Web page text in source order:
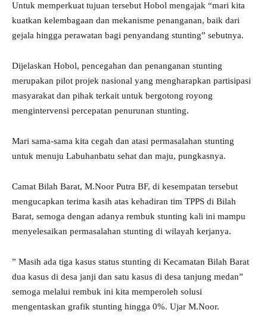
Untuk memperkuat tujuan tersebut Hobol mengajak “mari kita
kuatkan kelembagaan dan mekanisme penanganan, baik dari
gejala hingga perawatan bagi penyandang stunting” sebutnya.
Dijelaskan Hobol, pencegahan dan penanganan stunting
merupakan pilot projek nasional yang mengharapkan partisipasi
masyarakat dan pihak terkait untuk bergotong royong
mengintervensi percepatan penurunan stunting.
Mari sama-sama kita cegah dan atasi permasalahan stunting
untuk menuju Labuhanbatu sehat dan maju, pungkasnya.
Camat Bilah Barat, M.Noor Putra BF, di kesempatan tersebut
mengucapkan terima kasih atas kehadiran tim TPPS di Bilah
Barat, semoga dengan adanya rembuk stunting kali ini mampu
menyelesaikan permasalahan stunting di wilayah kerjanya.
” Masih ada tiga kasus status stunting di Kecamatan Bilah Barat
dua kasus di desa janji dan satu kasus di desa tanjung medan”
semoga melalui rembuk ini kita memperoleh solusi
mengentaskan grafik stunting hingga 0%. Ujar M.Noor.